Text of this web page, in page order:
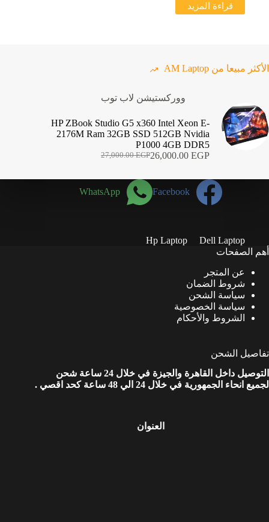
22,000.00 EGP.
21,000.00 EGP.قراءة المزيد
الأكثر مبيعا من AM Laptop
ووركستيشن لاب توب
HP ZBook Studio G5 x360 Intel Xeon E-
2176M Ram 32GB SSD 512GB Nvidia
P1000 4GB DDR5
27,000.00EGP
السعر
هو:
27,000.00 EGP.
26,000.00 EGP
السعر
هو:
26,000.00 EGP.Facebook
WhatsApp
Dell Laptop
Hp Laptop
أهم الصفحات
عن المتجر
شروط الضمان
سياسة الشحن
سياسة الخصوصية
الشروط والأحكام
تفاصيل الشحن
التوصيل داخل القاهرة والجيزة في خلال 24 ساعة شحن
لجميع انحاء الجمهورية في خلال 24 الي 48 ساعة كحد اقصي .
العنوان